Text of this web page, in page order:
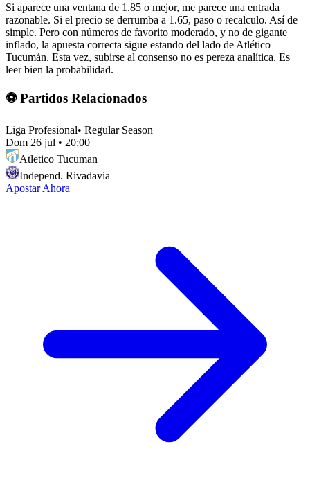
Si aparece una ventana de 1.85 o mejor, me parece una entrada
razonable. Si el precio se derrumba a 1.65, paso o recalculo. Así de
simple. Pero con números de favorito moderado, y no de gigante
inflado, la apuesta correcta sigue estando del lado de Atlético
Tucumán. Esta vez, subirse al consenso no es pereza analítica. Es
leer bien la probabilidad.
⚽ Partidos Relacionados
Liga Profesional• Regular Season
Dom 26 jul • 20:00
Atletico Tucuman
Independ. Rivadavia
Apostar Ahora